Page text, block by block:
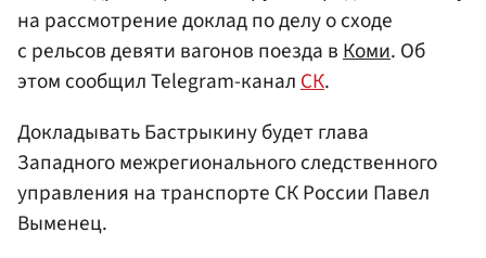
на рассмотрение доклад по делу о сходе
с рельсов девяти вагонов поезда вКоми. Об
этом сообщил Telegram-каналСК.
Докладывать Бастрыкину будет глава
Западного межрегионального следственного
управления на транспорте СК России Павел
Выменец.